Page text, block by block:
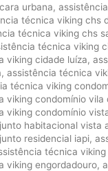
urbana,
técnica viking chs
técnica viking chs
técnica viking
viking cidade luíza,
, assistência técnica
técnica viking
viking condomínio vila
viking condomínio
habitacional vista
residencial iapi,
técnica
viking engordadouro,